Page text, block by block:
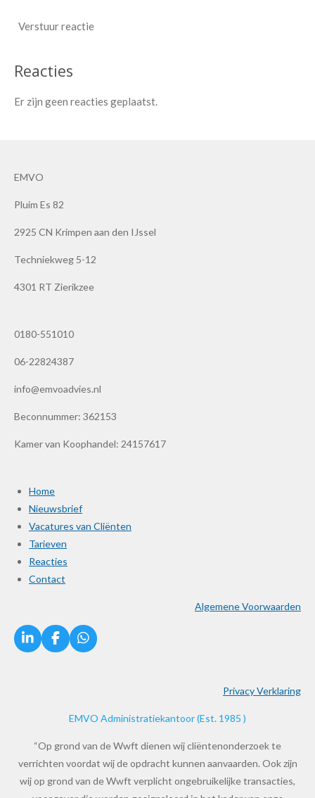
Verstuur reactie
Reacties
Er zijn geen reacties geplaatst.
EMVO
Pluim Es 82
2925 CN Krimpen aan den IJssel
Techniekweg 5-12
4301 RT Zierikzee
0180-551010
06-22824387
info@emvoadvies.nl
Beconnummer: 362153
Kamer van Koophandel: 24157617
Home
Nieuwsbrief
Vacatures van Cliënten
Tarieven
Reacties
Contact
Algemene Voorwaarden
L
i
F
a
W
h
p
Privacy Verklaring
EMVO Administratiekantoor (Est. 1985 )
“Op grond van de Wwft dienen wij cliëntenonderzoek te
verrichten voordat wij de opdracht kunnen aanvaarden. Ook zijn
wij op grond van de Wwft verplicht ongebruikelijke transacties,